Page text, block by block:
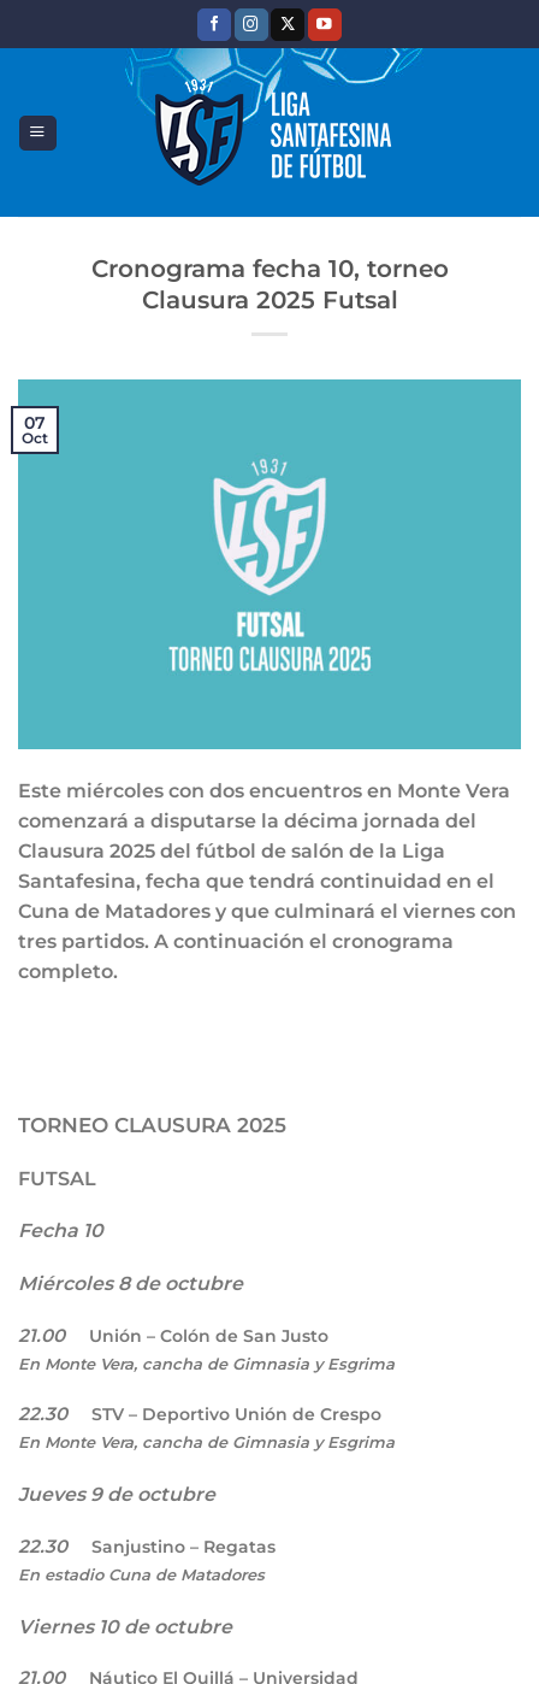
Cronograma fecha 10, torneo
Clausura 2025 Futsal
07
Oct
Este miércoles con dos encuentros en Monte Vera
comenzará a disputarse la décima jornada del
Clausura 2025 del fútbol de salón de la Liga
Santafesina, fecha que tendrá continuidad en el
Cuna de Matadores y que culminará el viernes con
tres partidos. A continuación el cronograma
completo.
TORNEO CLAUSURA 2025
FUTSAL
Fecha 10
Miércoles 8 de octubre
21.00Unión – Colón de San Justo
En Monte Vera, cancha de Gimnasia y Esgrima
22.30STV – Deportivo Unión de Crespo
En Monte Vera, cancha de Gimnasia y Esgrima
Jueves 9 de octubre
22.30Sanjustino – Regatas
En estadio Cuna de Matadores
Viernes 10 de octubre
21.00Náutico El Quillá – Universidad